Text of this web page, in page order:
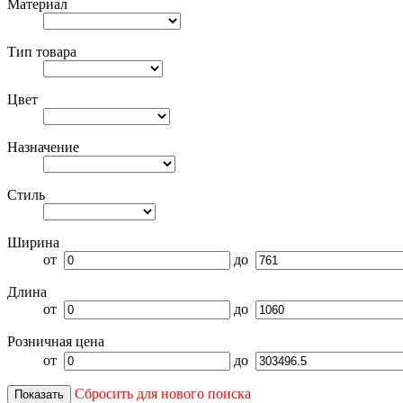
Материал
Тип товара
Цвет
Назначение
Стиль
Ширина
от
до
Длина
от
до
Розничная цена
от
до
Показать
Сбросить для нового поиска